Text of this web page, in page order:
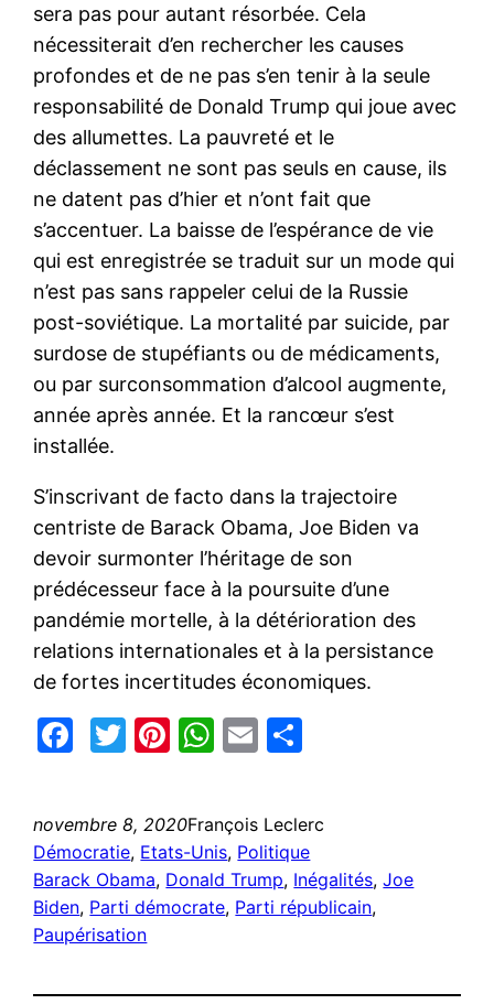
sera pas pour autant résorbée. Cela
nécessiterait d’en rechercher les causes
profondes et de ne pas s’en tenir à la seule
responsabilité de Donald Trump qui joue avec
des allumettes. La pauvreté et le
déclassement ne sont pas seuls en cause, ils
ne datent pas d’hier et n’ont fait que
s’accentuer. La baisse de l’espérance de vie
qui est enregistrée se traduit sur un mode qui
n’est pas sans rappeler celui de la Russie
post-soviétique. La mortalité par suicide, par
surdose de stupéfiants ou de médicaments,
ou par surconsommation d’alcool augmente,
année après année. Et la rancœur s’est
installée.
S’inscrivant de facto dans la trajectoire
centriste de Barack Obama, Joe Biden va
devoir surmonter l’héritage de son
prédécesseur face à la poursuite d’une
pandémie mortelle, à la détérioration des
relations internationales et à la persistance
de fortes incertitudes économiques.
Facebook
Twitter
Pinterest
WhatsApp
Email
novembre 8, 2020François Leclerc
Démocratie, Etats-Unis, Politique
Barack Obama, Donald Trump, Inégalités, Joe
Biden, Parti démocrate, Parti républicain
Paupérisation